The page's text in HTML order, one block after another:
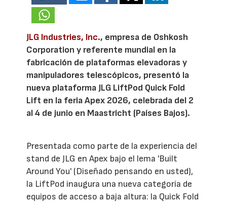
JLG Industries, Inc., empresa de Oshkosh
Corporation y referente mundial en la
fabricación de plataformas elevadoras y
manipuladores telescópicos, presentó la
nueva plataforma JLG LiftPod Quick Fold
Lift en la feria Apex 2026, celebrada del 2
al 4 de junio en Maastricht (Países Bajos).
Presentada como parte de la experiencia del
stand de JLG en Apex bajo el lema 'Built
Around You' (Diseñado pensando en usted),
la LiftPod inaugura una nueva categoría de
equipos de acceso a baja altura: la Quick Fold